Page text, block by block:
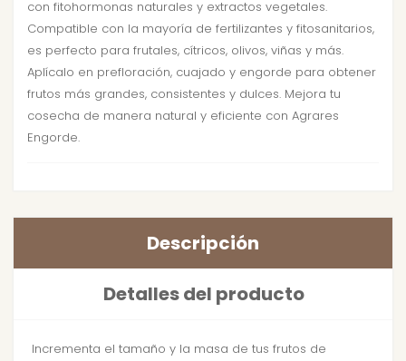
con fitohormonas naturales y extractos vegetales.
Compatible con la mayoría de fertilizantes y fitosanitarios,
es perfecto para frutales, cítricos, olivos, viñas y más.
Aplícalo en prefloración, cuajado y engorde para obtener
frutos más grandes, consistentes y dulces. Mejora tu
cosecha de manera natural y eficiente con Agrares
Engorde.
Descripción
Detalles del producto
Incrementa el tamaño y la masa de tus frutos de